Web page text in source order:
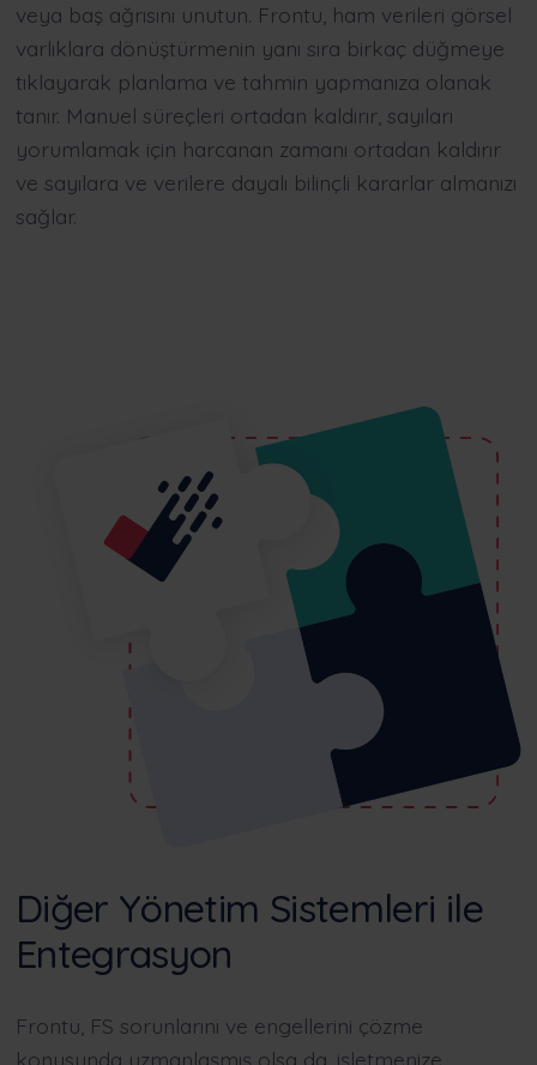
veya baş ağrısını unutun. Frontu, ham verileri görsel
varlıklara dönüştürmenin yanı sıra birkaç düğmeye
tıklayarak planlama ve tahmin yapmanıza olanak
tanır. Manuel süreçleri ortadan kaldırır, sayıları
yorumlamak için harcanan zamanı ortadan kaldırır
ve sayılara ve verilere dayalı bilinçli kararlar almanızı
sağlar.
Diğer Yönetim Sistemleri ile
Entegrasyon
Frontu, FS sorunlarını ve engellerini çözme
konusunda uzmanlaşmış olsa da, işletmenize